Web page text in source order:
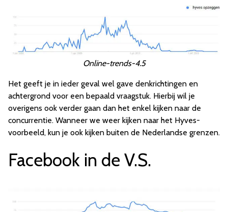
Online-trends-4.5
Het geeft je in ieder geval wel gave denkrichtingen en
achtergrond voor een bepaald vraagstuk. Hierbij wil je
overigens ook verder gaan dan het enkel kijken naar de
concurrentie. Wanneer we weer kijken naar het Hyves-
voorbeeld, kun je ook kijken buiten de Nederlandse grenzen.
Facebook in de V.S.